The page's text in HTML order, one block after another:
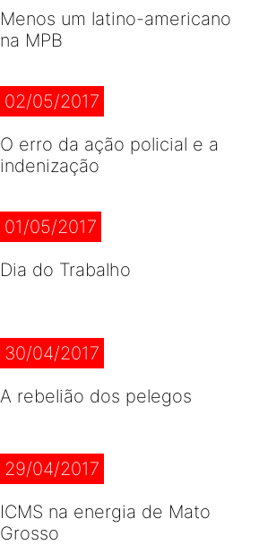
Menos um latino-americano
na MPB
02/05/2017
O erro da ação policial e a
indenização
01/05/2017
Dia do Trabalho
30/04/2017
A rebelião dos pelegos
29/04/2017
ICMS na energia de Mato
Grosso